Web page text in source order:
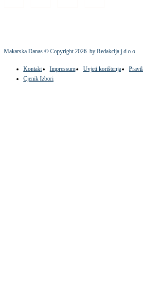
Makarska Danas © Copyright2026. by Redakcija j.d.o.o.
Kontakt Impressum Uvjeti korištenja
Cjenik Izbori